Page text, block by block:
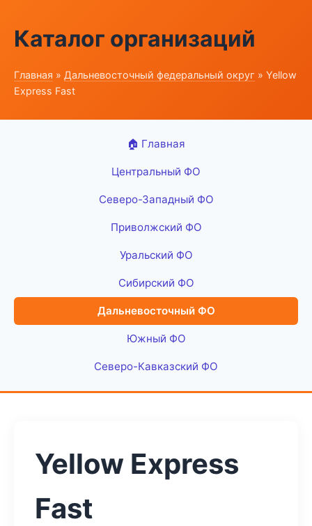
Каталог организаций
Главная » Дальневосточный федеральный округ » Yellow
Express Fast
🏠 Главная
Центральный ФО
Северо-Западный ФО
Приволжский ФО
Уральский ФО
Сибирский ФО
Дальневосточный ФО
Южный ФО
Северо-Кавказский ФО
Yellow Express
Fast